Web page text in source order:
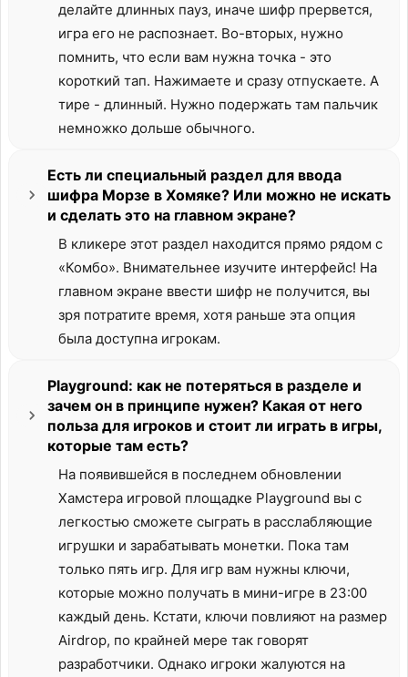
делайте длинных пауз, иначе шифр прервется,
игра его не распознает. Во-вторых, нужно
помнить, что если вам нужна точка - это
короткий тап. Нажимаете и сразу отпускаете. А
тире - длинный. Нужно подержать там пальчик
немножко дольше обычного.
Есть ли специальный раздел для ввода
шифра Морзе в Хомяке? Или можно не искать
и сделать это на главном экране?
В кликере этот раздел находится прямо рядом с
«Комбо». Внимательнее изучите интерфейс! На
главном экране ввести шифр не получится, вы
зря потратите время, хотя раньше эта опция
была доступна игрокам.
Playground: как не потеряться в разделе и
зачем он в принципе нужен? Какая от него
польза для игроков и стоит ли играть в игры,
которые там есть?
На появившейся в последнем обновлении
Хамстера игровой площадке Playground вы с
легкостью сможете сыграть в расслабляющие
игрушки и зарабатывать монетки. Пока там
только пять игр. Для игр вам нужны ключи,
которые можно получать в мини-игре в 23:00
каждый день. Кстати, ключи повлияют на размер
Airdrop, по крайней мере так говорят
разработчики. Однако игроки жалуются на